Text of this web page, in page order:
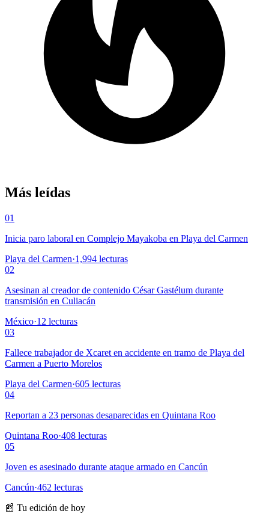
Más leídas
01
Inicia paro laboral en Complejo Mayakoba en Playa del Carmen
Playa del Carmen·1,994 lecturas
02
Asesinan al creador de contenido César Gastélum durante
transmisión en Culiacán
México·12 lecturas
03
Fallece trabajador de Xcaret en accidente en tramo de Playa del
Carmen a Puerto Morelos
Playa del Carmen·605 lecturas
04
Reportan a 23 personas desaparecidas en Quintana Roo
Quintana Roo·408 lecturas
05
Joven es asesinado durante ataque armado en Cancún
Cancún·462 lecturas
📰 Tu edición de hoy